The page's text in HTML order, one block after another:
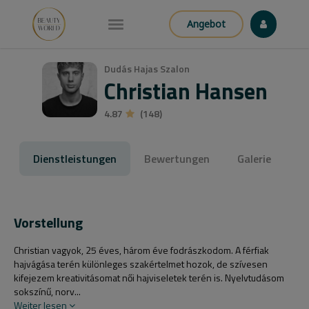
Angebot
Dudás Hajas Szalon
Christian Hansen
4.87 (148)
Dienstleistungen Bewertungen Galerie
Vorstellung
Christian vagyok, 25 éves, három éve fodrászkodom. A férfiak
hajvágása terén különleges szakértelmet hozok, de szívesen
kifejezem kreativitásomat női hajviseletek terén is. Nyelvtudásom
sokszínű, norv...
Weiter lesen